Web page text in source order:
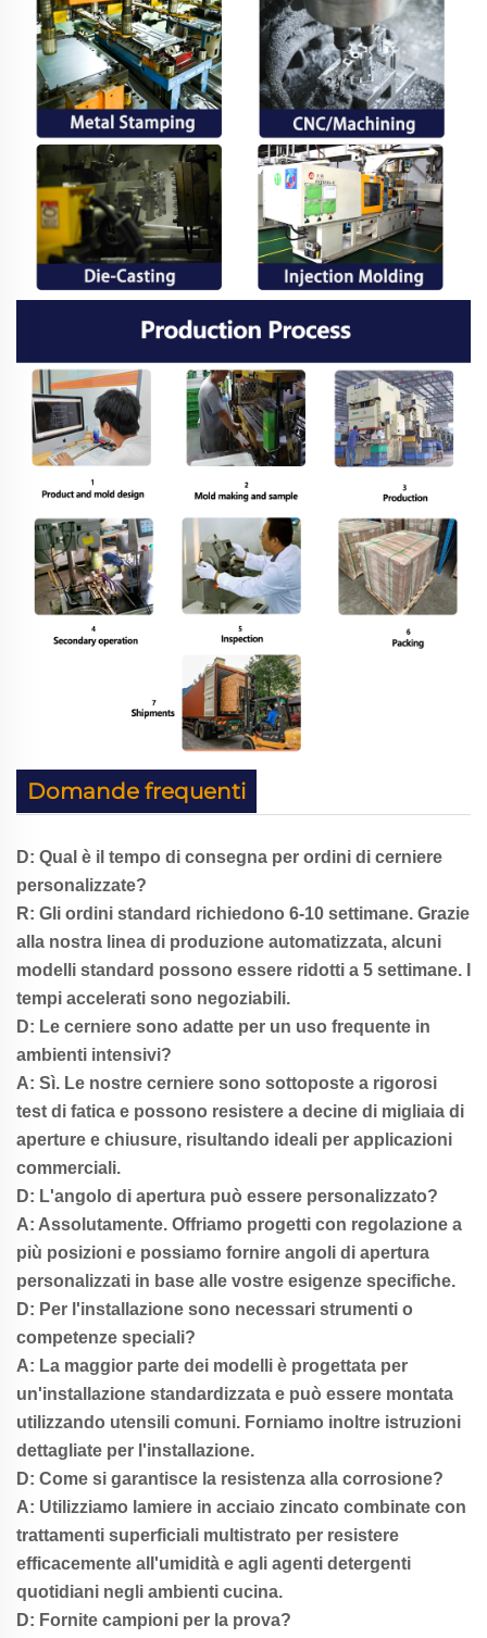
Domande frequenti
D: Qual è il tempo di consegna per ordini di cerniere
personalizzate?
R: Gli ordini standard richiedono 6-10 settimane. Grazie
alla nostra linea di produzione automatizzata, alcuni
modelli standard possono essere ridotti a 5 settimane. I
tempi accelerati sono negoziabili.
D: Le cerniere sono adatte per un uso frequente in
ambienti intensivi?
A: Sì. Le nostre cerniere sono sottoposte a rigorosi
test di fatica e possono resistere a decine di migliaia di
aperture e chiusure, risultando ideali per applicazioni
commerciali.
D: L'angolo di apertura può essere personalizzato?
A: Assolutamente. Offriamo progetti con regolazione a
più posizioni e possiamo fornire angoli di apertura
personalizzati in base alle vostre esigenze specifiche.
D: Per l'installazione sono necessari strumenti o
competenze speciali?
A: La maggior parte dei modelli è progettata per
un'installazione standardizzata e può essere montata
utilizzando utensili comuni. Forniamo inoltre istruzioni
dettagliate per l'installazione.
D: Come si garantisce la resistenza alla corrosione?
A: Utilizziamo lamiere in acciaio zincato combinate con
trattamenti superficiali multistrato per resistere
efficacemente all'umidità e agli agenti detergenti
quotidiani negli ambienti cucina.
D: Fornite campioni per la prova?